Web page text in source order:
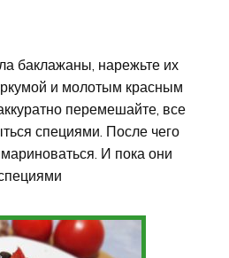
баклажаны, нарежьте их
и молотым красным
перемешайте, все
специями. После чего
И пока они